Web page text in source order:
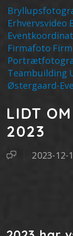
LIDT
2023
2023-12-
Erhvervsvideo
Firmafoto
Teambuilding
Østergaard-